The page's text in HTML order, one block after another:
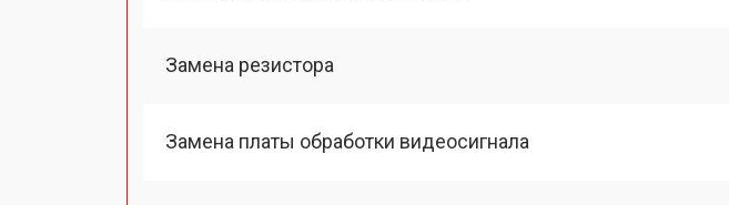
Замена резистора
Замена платы обработки видеосигнала